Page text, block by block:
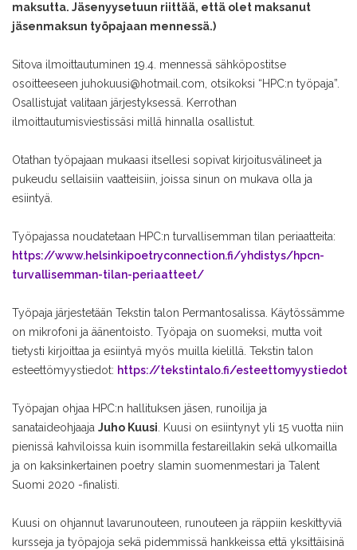
maksutta. Jäsenyysetuun riittää, että olet maksanut
jäsenmaksun työpajaan mennessä.)
Sitova ilmoittautuminen 19.4. mennessä sähköpostitse
osoitteeseen juhokuusi@hotmail.com, otsikoksi “HPC:n työpaja”.
Osallistujat valitaan järjestyksessä. Kerrothan
ilmoittautumisviestissäsi millä hinnalla osallistut.
Otathan työpajaan mukaasi itsellesi sopivat kirjoitusvälineet ja
pukeudu sellaisiin vaatteisiin, joissa sinun on mukava olla ja
esiintyä.
Työpajassa noudatetaan HPC:n turvallisemman tilan periaatteita:
https://www.helsinkipoetryconnection.fi/yhdistys/hpcn-
turvallisemman-tilan-periaatteet/
Työpaja järjestetään Tekstin talon Permantosalissa. Käytössämme
on mikrofoni ja äänentoisto. Työpaja on suomeksi, mutta voit
tietysti kirjoittaa ja esiintyä myös muilla kielillä. Tekstin talon
esteettömyystiedot: https://tekstintalo.fi/esteettomyystiedot
Työpajan ohjaa HPC:n hallituksen jäsen, runoilija ja
sanataideohjaaja Juho Kuusi. Kuusi on esiintynyt yli 15 vuotta niin
pienissä kahviloissa kuin isommilla festareillakin sekä ulkomailla
ja on kaksinkertainen poetry slamin suomenmestari ja Talent
Suomi 2020 -finalisti.
Kuusi on ohjannut lavarunouteen, runouteen ja räppiin keskittyviä
kursseja ja työpajoja sekä pidemmissä hankkeissa että yksittäisinä